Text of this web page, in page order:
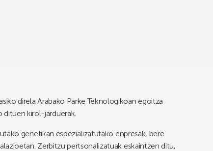
direla Arabako Parke Teknologikoan egoitza
dituen kirol-jarduerak.
genetikan espezializatutako enpresak, bere
Zerbitzu pertsonalizatuak eskaintzen ditu,